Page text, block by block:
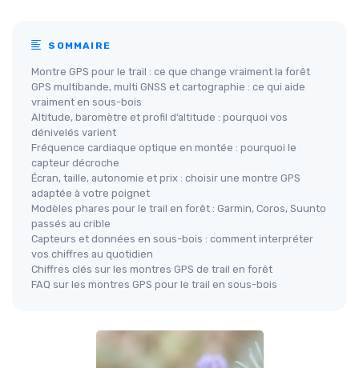
SOMMAIRE
Montre GPS pour le trail : ce que change vraiment la forêt
GPS multibande, multi GNSS et cartographie : ce qui aide
vraiment en sous-bois
Altitude, baromètre et profil d’altitude : pourquoi vos
dénivelés varient
Fréquence cardiaque optique en montée : pourquoi le
capteur décroche
Écran, taille, autonomie et prix : choisir une montre GPS
adaptée à votre poignet
Modèles phares pour le trail en forêt : Garmin, Coros, Suunto
passés au crible
Capteurs et données en sous-bois : comment interpréter
vos chiffres au quotidien
Chiffres clés sur les montres GPS de trail en forêt
FAQ sur les montres GPS pour le trail en sous-bois